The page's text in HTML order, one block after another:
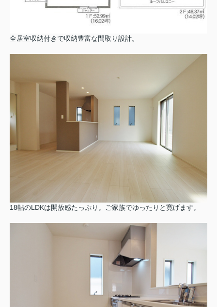
全居室収納付きで収納豊富な間取り設計。
18帖のLDKは開放感たっぷり。ご家族でゆったりと寛げます。